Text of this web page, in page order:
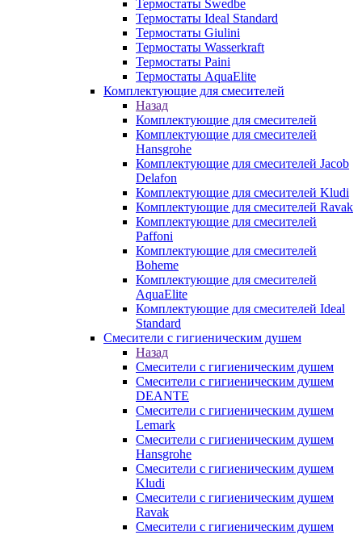
Термостаты Swedbe
Термостаты Ideal Standard
Термостаты Giulini
Термостаты Wasserkraft
Термостаты Paini
Термостаты AquaElite
Комплектующие для смесителей
Назад
Комплектующие для смесителей
Комплектующие для смесителей
Hansgrohe
Комплектующие для смесителей Jacob
Delafon
Комплектующие для смесителей Kludi
Комплектующие для смесителей Ravak
Комплектующие для смесителей
Paffoni
Комплектующие для смесителей
Boheme
Комплектующие для смесителей
AquaElite
Комплектующие для смесителей Ideal
Standard
Смесители с гигиеническим душем
Назад
Смесители с гигиеническим душем
Смесители с гигиеническим душем
DEANTE
Смесители с гигиеническим душем
Lemark
Смесители с гигиеническим душем
Hansgrohe
Смесители с гигиеническим душем
Kludi
Смесители с гигиеническим душем
Ravak
Смесители с гигиеническим душем